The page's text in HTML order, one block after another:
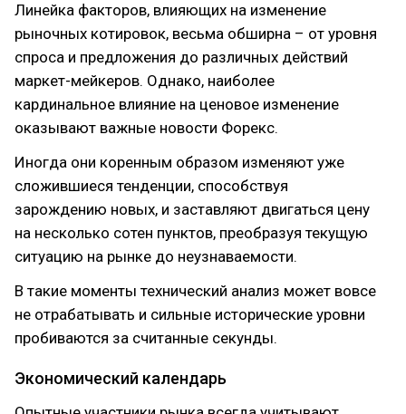
Линейка факторов, влияющих на изменение
рыночных котировок, весьма обширна – от уровня
спроса и предложения до различных действий
маркет-мейкеров. Однако, наиболее
кардинальное влияние на ценовое изменение
оказывают важные новости Форекс.
Иногда они коренным образом изменяют уже
сложившиеся тенденции, способствуя
зарождению новых, и заставляют двигаться цену
на несколько сотен пунктов, преобразуя текущую
ситуацию на рынке до неузнаваемости.
В такие моменты технический анализ может вовсе
не отрабатывать и сильные исторические уровни
пробиваются за считанные секунды.
Экономический календарь